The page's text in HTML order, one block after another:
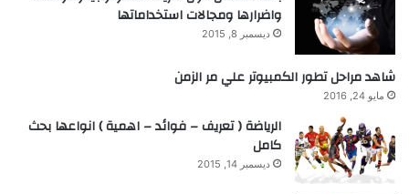
واضرارها ومجالات استخداماتها
ديسمبر 8, 2015
شاهد مراحل تطور الكمبيوتر علي مر الزمن
مايو 24, 2016
الرياضة ( تعريف – فوائد – اهمية ) انواعها بحث
كامل
ديسمبر 14, 2015